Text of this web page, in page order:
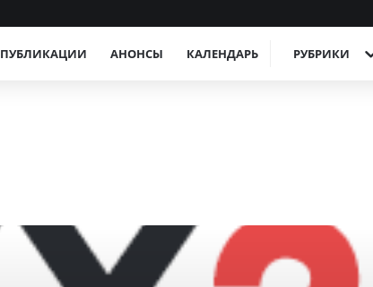
ПУБЛИКАЦИИ АНОНСЫ КАЛЕНДАРЬ РУБРИКИ